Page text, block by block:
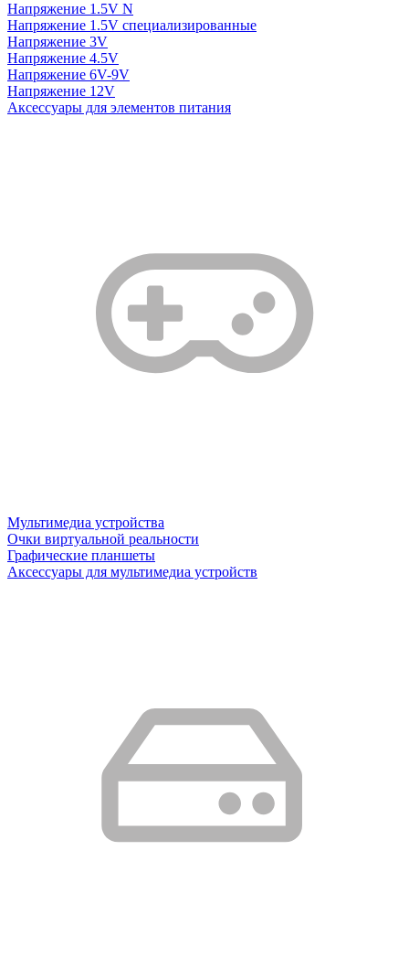
Напряжение 1.5V N
Напряжение 1.5V специализированные
Напряжение 3V
Напряжение 4.5V
Напряжение 6V-9V
Напряжение 12V
Аксессуары для элементов питания
Мультимедиа устройства
Очки виртуальной реальности
Графические планшеты
Аксессуары для мультимедиа устройств